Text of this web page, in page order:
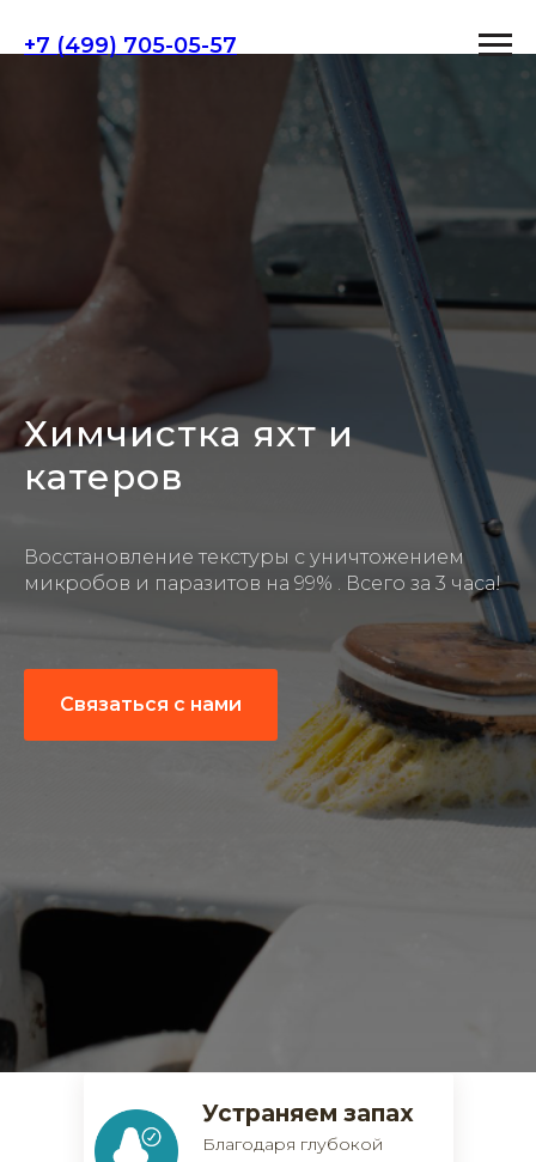
+7 (499) 705-05-57
Химчистка яхт и
катеров
Восстановление текстуры с уничтожением
микробов и паразитов на 99% . Всего за 3 часа!
Связаться с нами
Благодаря глубокой
Устраняем запах